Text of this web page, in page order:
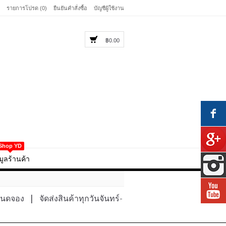
รายการโปรด (0) ยืนยันคำสั่งซื้อ บัญชีผู้ใช้งาน
฿0.00
YD
ลร้านค้า
ดจอง จัดส่งสินค้าทุกวันจันทร์-